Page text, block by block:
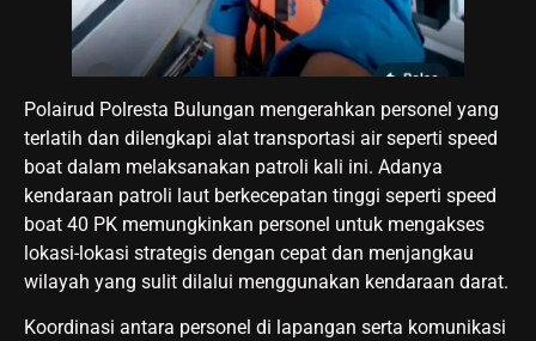
Polairud Polresta Bulungan mengerahkan personel yang
terlatih dan dilengkapi alat transportasi air seperti speed
boat dalam melaksanakan patroli kali ini. Adanya
kendaraan patroli laut berkecepatan tinggi seperti speed
boat 40 PK memungkinkan personel untuk mengakses
lokasi-lokasi strategis dengan cepat dan menjangkau
wilayah yang sulit dilalui menggunakan kendaraan darat.
Koordinasi antara personel di lapangan serta komunikasi